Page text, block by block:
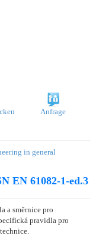
Anfrage
in general
EN 61082-1-ed.3
a směrnice pro
pravidla pro